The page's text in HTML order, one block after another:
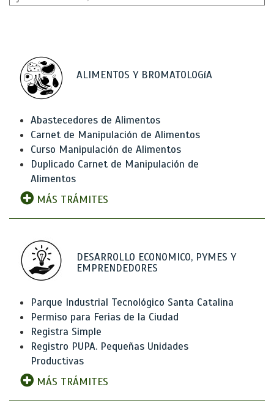
ALIMENTOS Y BROMATOLOGíA
Abastecedores de Alimentos
Carnet de Manipulación de Alimentos
Curso Manipulación de Alimentos
Duplicado Carnet de Manipulación de
Alimentos
MÁS TRÁMITES
DESARROLLO ECONOMICO, PYMES Y
EMPRENDEDORES
Parque Industrial Tecnológico Santa Catalina
Permiso para Ferias de la Ciudad
Registra Simple
Registro PUPA. Pequeñas Unidades
Productivas
MÁS TRÁMITES